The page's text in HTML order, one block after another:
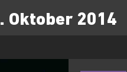
Oktober 2014